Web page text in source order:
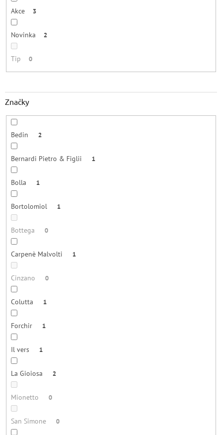
Akce 3
Novinka 2
Tip 0
Značky
Bedin 2
Bernardi Pietro & Figlii 1
Bolla 1
Bortolomiol 1
Bottega 0
Carpenè Malvolti 1
Cinzano 0
Colutta 1
Forchir 1
Il vers 1
La Gioiosa 2
Mionetto 0
San Simone 0